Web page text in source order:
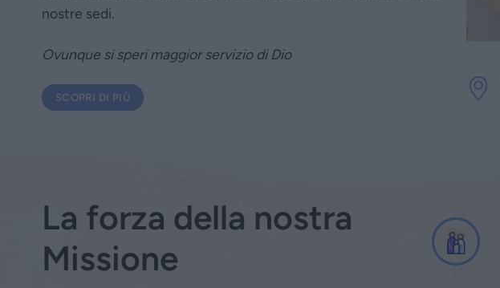
nostre sedi.
Ovunque si speri maggior servizio di Dio
SCOPRI DI PIÙ
La forza della nostra
Missione